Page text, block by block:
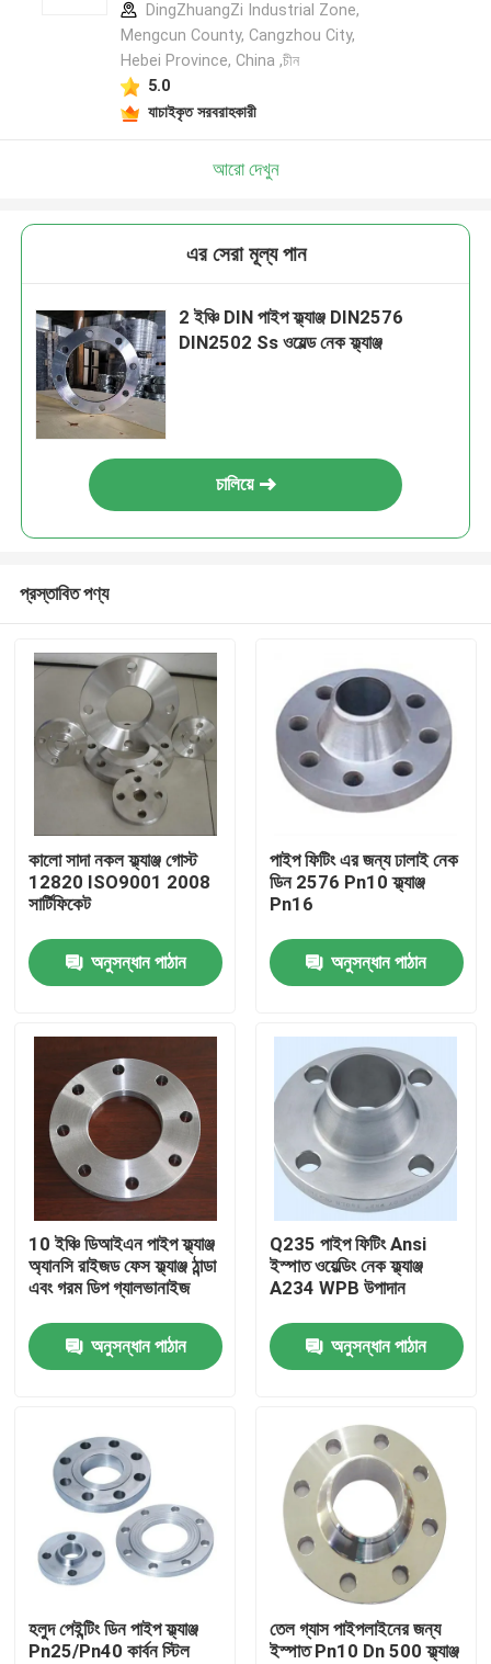
আমাদের সম্পর্কে
পরিচিতি
পণ্য
ইস্পাত পাইপ ফ্ল্যাঞ্জ
DIN পাইপ ফ্ল্যাঞ্জ
ANSI পাইপ ফ্ল্যাঞ্জ
GOST স্ট্যান্ডার্ড ফ্ল্যাঞ্জ
BS 4504 ফ্ল্যাঞ্জ
EN 1092 ফ্ল্যাঞ্জ
DingZhuangZi Industrial Zone,
Mengcun County, Cangzhou City,
Hebei Province, China ,চীন
5.0
যাচাইকৃত সরবরাহকারী
আরো দেখুন
এর সেরা মূল্য পান
2 ইঞ্চি DIN পাইপ ফ্ল্যাঞ্জ DIN2576
DIN2502 Ss ওয়েল্ড নেক ফ্ল্যাঞ্জ
চালিয়ে
প্রস্তাবিত পণ্য
কালো সাদা নকল ফ্ল্যাঞ্জ গোস্ট
12820 ISO9001 2008
সার্টিফিকেট
অনুসন্ধান পাঠান
পাইপ ফিটিং এর জন্য ঢালাই নেক
ডিন 2576 Pn10 ফ্ল্যাঞ্জ
Pn16
অনুসন্ধান পাঠান
10 ইঞ্চি ডিআইএন পাইপ ফ্ল্যাঞ্জ
অ্যানসি রাইজড ফেস ফ্ল্যাঞ্জ ঠান্ডা
এবং গরম ডিপ গ্যালভানাইজ
অনুসন্ধান পাঠান
Q235 পাইপ ফিটিং Ansi
ইস্পাত ওয়েল্ডিং নেক ফ্ল্যাঞ্জ
A234 WPB উপাদান
অনুসন্ধান পাঠান
হলুদ পেইন্টিং ডিন পাইপ ফ্ল্যাঞ্জ
Pn25/Pn40 কার্বন স্টিল
তেল গ্যাস পাইপলাইনের জন্য
ইস্পাত Pn10 Dn 500 ফ্ল্যাঞ্জ